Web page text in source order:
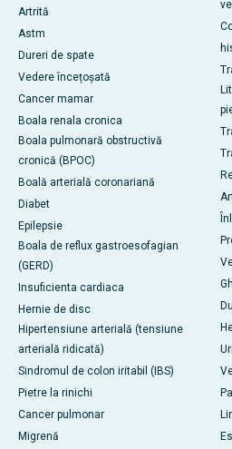
Artrită
Astm
Dureri de spate
Vedere încețoșată
Cancer mamar
Boala renala cronica
Boala pulmonară obstructivă
cronică (BPOC)
Boală arterială coronariană
Diabet
Epilepsie
Boala de reflux gastroesofagian
(GERD)
Insuficienta cardiaca
Hernie de disc
Hipertensiune arterială (tensiune
arterială ridicată)
Sindromul de colon iritabil (IBS)
Pietre la rinichi
Cancer pulmonar
Migrenă